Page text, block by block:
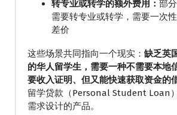
转专业或转学的额外费用： 部
需要转专业或转学，需要一次
差价
这些场景共同指向一个现实： 缺乏英
的华人留学生，需要一种不需要本地
要收入证明、但又能快速获取资金的
留学贷款（Personal Student Loan
需求设计的产品。